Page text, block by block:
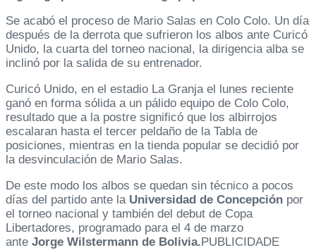
Se acabó el proceso de Mario Salas en Colo Colo. Un día
después de la derrota que sufrieron los albos ante Curicó
Unido, la cuarta del torneo nacional, la dirigencia alba se
inclinó por la salida de su entrenador.
Curicó Unido, en el estadio La Granja el lunes reciente
ganó en forma sólida a un pálido equipo de Colo Colo,
resultado que a la postre significó que los albirrojos
escalaran hasta el tercer peldaño de la Tabla de
posiciones, mientras en la tienda popular se decidió por
la desvinculación de Mario Salas.
De este modo los albos se quedan sin técnico a pocos
días del partido ante laUniversidad de Concepción por
el torneo nacional y también del debut de Copa
Libertadores, programado para el 4 de marzo
ante Jorge Wilstermann de Bolivia.PUBLICIDADE